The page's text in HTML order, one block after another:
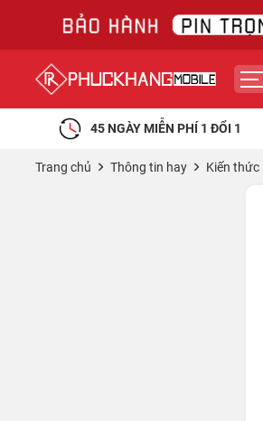
45 NGÀY MIỄN PHÍ 1 ĐỔI 1
Trang chủ Thông tin hay Kiến thức